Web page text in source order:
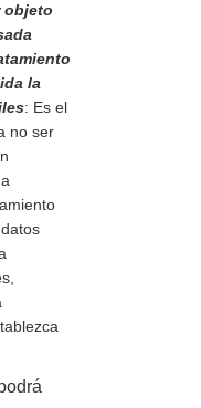
objeto
la
: Es el
no ser